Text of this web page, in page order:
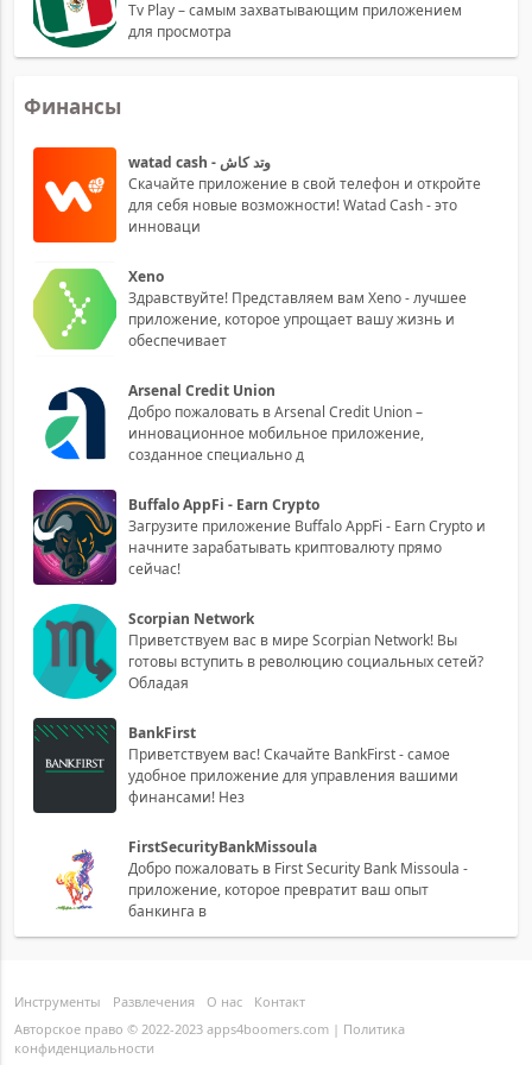
Tv Play – самым захватывающим приложением
для просмотра
Финансы
watad cash - وتد كاش
Скачайте приложение в свой телефон и откройте
для себя новые возможности! Watad Cash - это
инноваци
Xeno
Здравствуйте! Представляем вам Xeno - лучшее
приложение, которое упрощает вашу жизнь и
обеспечивает
Arsenal Credit Union
Добро пожаловать в Arsenal Credit Union –
инновационное мобильное приложение,
созданное специально д
Buffalo AppFi - Earn Crypto
Загрузите приложение Buffalo AppFi - Earn Crypto и
начните зарабатывать криптовалюту прямо
сейчас!
Scorpian Network
Приветствуем вас в мире Scorpian Network! Вы
готовы вступить в революцию социальных сетей?
Обладая
BankFirst
Приветствуем вас! Скачайте BankFirst - самое
удобное приложение для управления вашими
финансами! Нез
FirstSecurityBankMissoula
Добро пожаловать в First Security Bank Missoula -
приложение, которое превратит ваш опыт
банкинга в
Инструменты Развлечения О нас
Контакт
Авторское право © 2022-2023 apps4boomers.com | Политика
конфиденциальности